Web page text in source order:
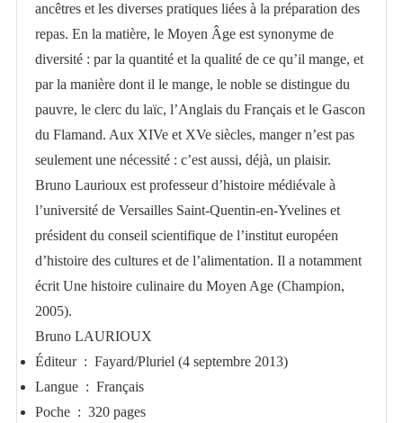
ancêtres et les diverses pratiques liées à la préparation des
repas. En la matière, le Moyen Âge est synonyme de
diversité : par la quantité et la qualité de ce qu’il mange, et
par la manière dont il le mange, le noble se distingue du
pauvre, le clerc du laïc, l’Anglais du Français et le Gascon
du Flamand. Aux XIVe et XVe siècles, manger n’est pas
seulement une nécessité : c’est aussi, déjà, un plaisir.
Bruno Laurioux est professeur d’histoire médiévale à
l’université de Versailles Saint-Quentin-en-Yvelines et
président du conseil scientifique de l’institut européen
d’histoire des cultures et de l’alimentation. Il a notamment
écrit Une histoire culinaire du Moyen Age (Champion,
2005).
Bruno LAURIOUX
Éditeur ‏ : ‎ Fayard/Pluriel (4 septembre 2013)
Langue ‏ : ‎ Français
Poche ‏ : ‎ 320 pages